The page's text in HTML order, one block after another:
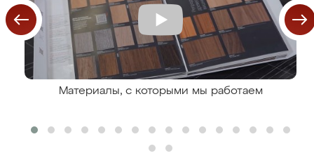
Материалы, с которыми мы работаем